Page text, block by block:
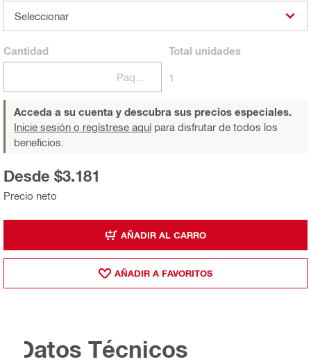
Seleccionar
Cantidad Total unidades
1
Acceda a su cuenta y descubra sus precios especiales.
Inicie sesión o regístrese aquípara disfrutar de todos los
beneficios.
Precio neto
Desde $3.181
AÑADIR AL CARRO
AÑADIR A FAVORITOS
Datos Técnicos